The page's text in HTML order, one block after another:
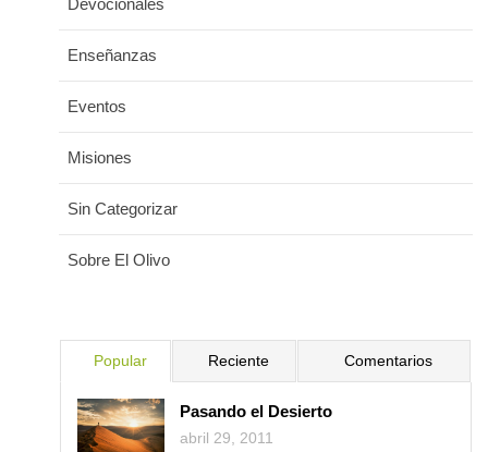
Enseñanzas
Eventos
Misiones
Sin Categorizar
Sobre El Olivo
Popular Reciente Comentarios
Pasando el Desierto
abril 29, 2011